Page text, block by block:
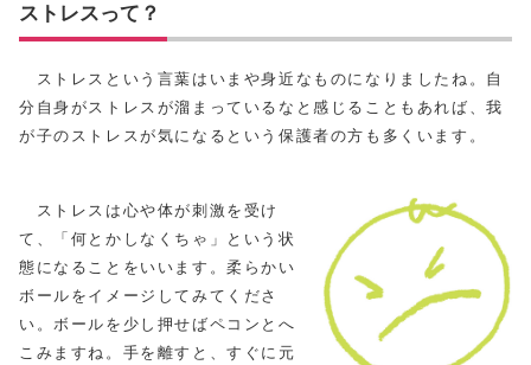
ストレスって？
ストレスという言葉はいまや身近なものになりましたね。自
分自身がストレスが溜まっているなと感じることもあれば、我
が子のストレスが気になるという保護者の方も多くいます。
ストレスは心や体が刺激を受け
て、「何とかしなくちゃ」という状
態になることをいいます。柔らかい
ボールをイメージしてみてくださ
い。ボールを少し押せばペコンとへ
こみますね。手を離すと、すぐに元